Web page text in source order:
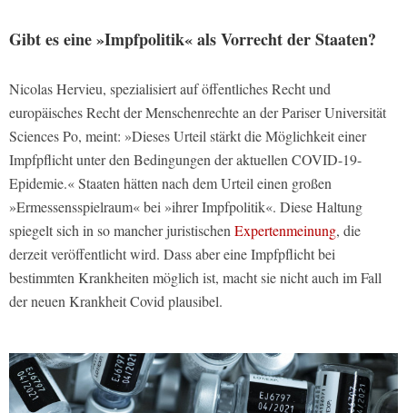
Gibt es eine »Impfpolitik« als Vorrecht der Staaten?
Nicolas Hervieu, spezialisiert auf öffentliches Recht und
europäisches Recht der Menschenrechte an der Pariser Universität
Sciences Po, meint: »Dieses Urteil stärkt die Möglichkeit einer
Impfpflicht unter den Bedingungen der aktuellen COVID-19-
Epidemie.« Staaten hätten nach dem Urteil einen großen
»Ermessensspielraum« bei »ihrer Impfpolitik«. Diese Haltung
spiegelt sich in so mancher juristischen Expertenmeinung, die
derzeit veröffentlicht wird. Dass aber eine Impfpflicht bei
bestimmten Krankheiten möglich ist, macht sie nicht auch im Fall
der neuen Krankheit Covid plausibel.